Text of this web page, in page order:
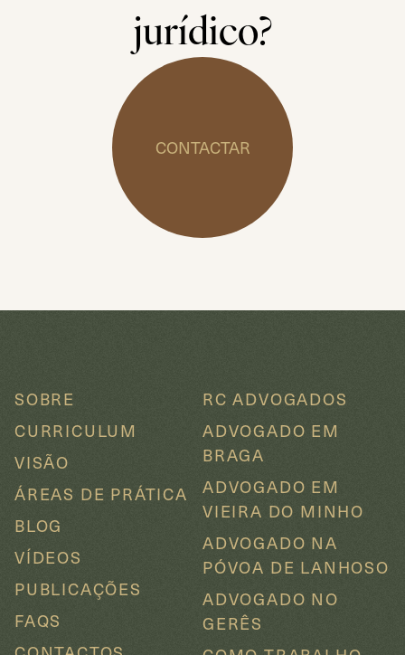
jurídico?
CONTACTAR
SOBRE
CURRICULUM
VISÃO
ÁREAS DE PRÁTICA
BLOG
VÍDEOS
PUBLICAÇÕES
FAQS
RC ADVOGADOS
ADVOGADO EM
BRAGA
ADVOGADO EM
VIEIRA DO MINHO
ADVOGADO NA
PÓVOA DE LANHOSO
ADVOGADO NO
GERÊS